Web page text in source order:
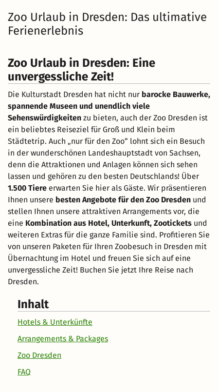
Zoo Urlaub in Dresden: Das ultimative
Ferienerlebnis
Zoo Urlaub in Dresden: Eine
unvergessliche Zeit!
Die Kulturstadt Dresden hat nicht nur barocke Bauwerke,
spannende Museen und unendlich viele
Sehenswürdigkeiten zu bieten, auch der Zoo Dresden ist
ein beliebtes Reiseziel für Groß und Klein beim
Städtetrip. Auch „nur für den Zoo“ lohnt sich ein Besuch
in der wunderschönen Landeshauptstadt von Sachsen,
denn die Attraktionen und Anlagen können sich sehen
lassen und gehören zu den besten Deutschlands! Über
1.500 Tiere erwarten Sie hier als Gäste. Wir präsentieren
Ihnen unsere besten Angebote für den Zoo Dresden und
stellen Ihnen unsere attraktiven Arrangements vor, die
eine Kombination aus Hotel, Unterkunft, Zootickets und
weiteren Extras für die ganze Familie sind. Profitieren Sie
von unseren Paketen für Ihren Zoobesuch in Dresden mit
Übernachtung im Hotel und freuen Sie sich auf eine
unvergessliche Zeit! Buchen Sie jetzt Ihre Reise nach
Dresden.
Inhalt
Hotels & Unterkünfte
Arrangements & Packages
Zoo Dresden
FAQ